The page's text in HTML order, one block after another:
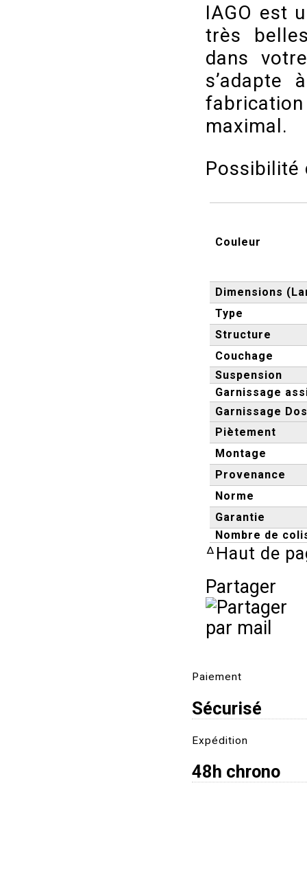
IAGO est
très
dans
s’adapte
maximal.
Possibilité
Couleur
Dimensions
Type
Structure
Couchage
Suspension
Garnissage
Garnissage
Piètement
Montage
Provenance
Norme
Garantie
Nombre de
ᐞHaut de
Partager
Paiement
Sécurisé
Expédition
48h chrono